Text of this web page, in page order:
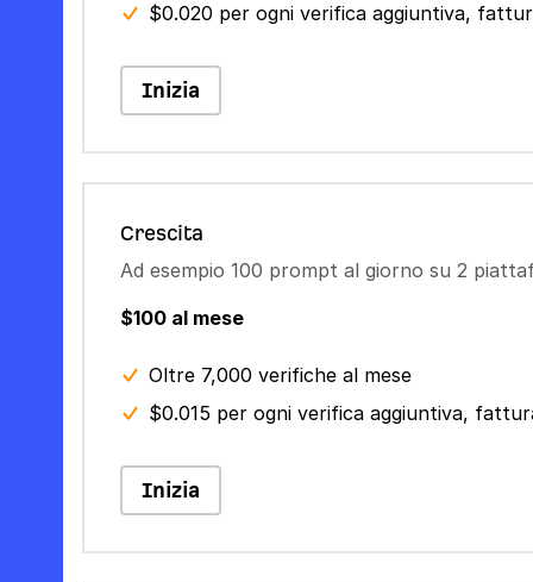
$0.020 per ogni verifica aggiuntiva,
Inizia
Crescita
Ad esempio 100 prompt al giorno su 2
$100 al mese
Oltre 7,000 verifiche al mese
$0.015 per ogni verifica aggiuntiva,
Inizia